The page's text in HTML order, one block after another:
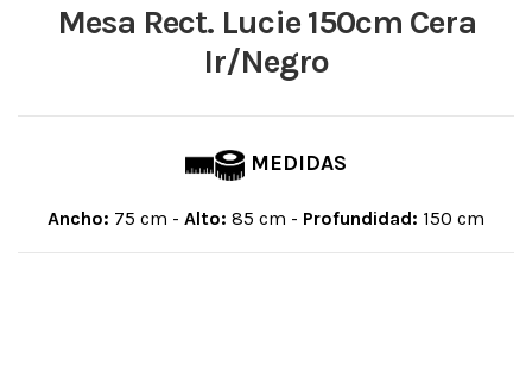
Mesa Rect. Lucie 150cm Cera
Ir/Negro
MEDIDAS
Ancho: 75 cm - Alto: 85 cm - Profundidad: 150 cm